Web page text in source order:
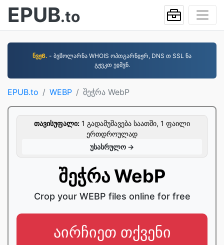
EPUB.to
ნვჟ6. - ბვჱოლარნა WHOIS ოპთგარნჲჟრ, DNS თ SSL ნა
გჟვკთ ეჲმვნ.
EPUB.to WEBP შეჭრა WebP
თავისუფალი: 1 გადამუშავება საათში, 1 ფაილი
ერთდროულად
უსასრულო →
შეჭრა WebP
Crop your WEBP files online for free
აირჩიეთ თქვენი